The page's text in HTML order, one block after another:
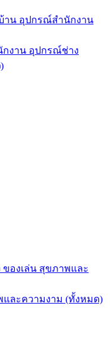
าน อุปกรณ์สำนักงาน
งาน อุปกรณ์ช่าง
องเล่น สุขภาพและ
ละความงาม (ทั้งหมด)